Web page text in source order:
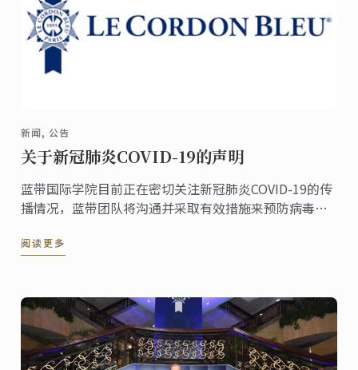
新闻, 公告
关于新冠肺炎COVID-19的声明
蓝带国际学院目前正在密切关注新冠肺炎COVID-19的传
播情况，蓝带团队将沟通并采取有效措施来预防病毒的
阅读更多